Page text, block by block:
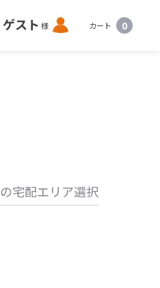
ゲスト 様 ロ
グ
カート 0
の宅配エリア選択